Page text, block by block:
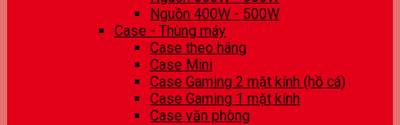
Nguồn 400W - 500W
Case - Thùng máy
Case theo hãng
Case Mini
Case Gaming 2 mặt kính (hồ cá)
Case Gaming 1 mặt kính
Case văn phòng